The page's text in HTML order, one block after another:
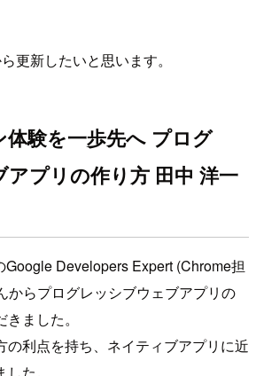
更新したいと思います。
験を一歩先へ プログ
プリの作り方 田中 洋一
Developers Expert (Chrome担
からプログレッシブウェブアプリの
ました。
の利点を持ち、ネイティブアプリに近